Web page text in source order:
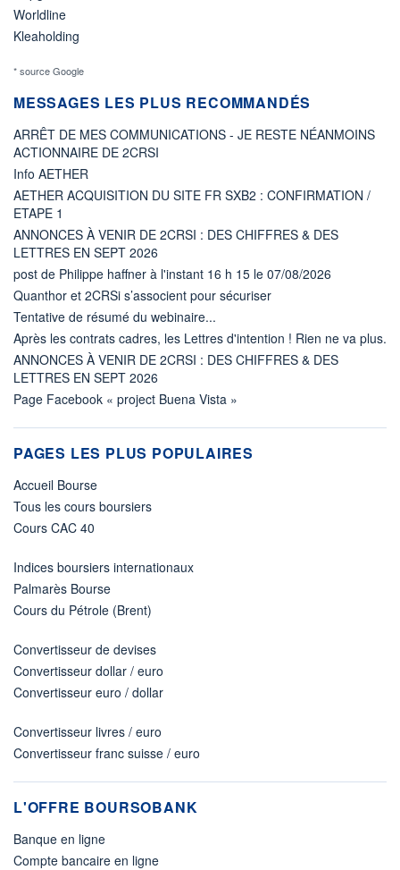
Worldline
Kleaholding
* source Google
MESSAGES LES PLUS RECOMMANDÉS
ARRÊT DE MES COMMUNICATIONS - JE RESTE NÉANMOINS
ACTIONNAIRE DE 2CRSI
Info AETHER
AETHER ACQUISITION DU SITE FR SXB2 : CONFIRMATION /
ETAPE 1
ANNONCES À VENIR DE 2CRSI : DES CHIFFRES & DES
LETTRES EN SEPT 2026
post de Philippe haffner à l'instant 16 h 15 le 07/08/2026
Quanthor et 2CRSi s’associent pour sécuriser
Tentative de résumé du webinaire...
Après les contrats cadres, les Lettres d'intention ! Rien ne va plus.
ANNONCES À VENIR DE 2CRSI : DES CHIFFRES & DES
LETTRES EN SEPT 2026
Page Facebook « project Buena Vista »
PAGES LES PLUS POPULAIRES
Accueil Bourse
Tous les cours boursiers
Cours CAC 40
Indices boursiers internationaux
Palmarès Bourse
Cours du Pétrole (Brent)
Convertisseur de devises
Convertisseur dollar / euro
Convertisseur euro / dollar
Convertisseur livres / euro
Convertisseur franc suisse / euro
L'OFFRE BOURSOBANK
Banque en ligne
Compte bancaire en ligne